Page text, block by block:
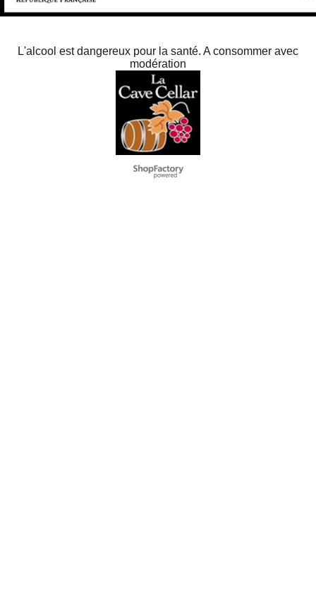
L'alcool est dangereux pour la santé. A consommer avec
modération
To create online store
ShopFactory eCommerce